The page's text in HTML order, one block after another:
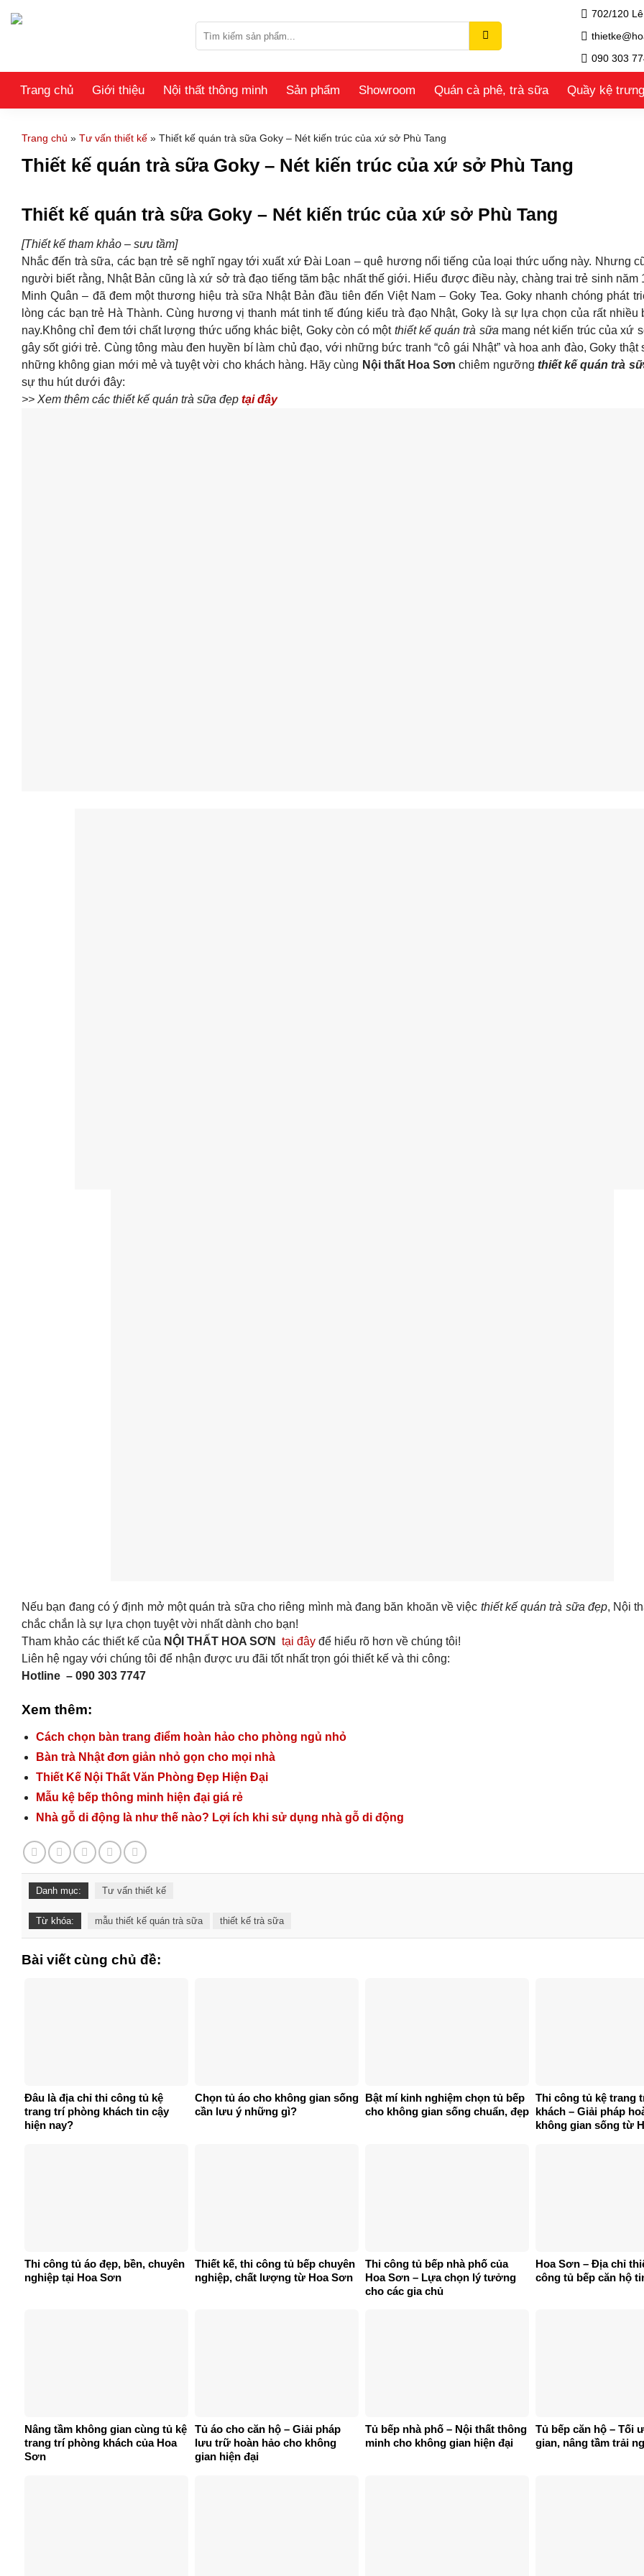
kiếm:
702/120
090 303
Trang chủ Giới thiệu Nội thất thông minh Sản phẩm Showroom Quán cà phê, trà sữa Quầy kệ
Trang chủ » Tư vấn thiết kế » Thiết kế quán trà sữa Goky – Nét kiến trúc của xứ sở Phù Tang
Thiết kế quán trà sữa Goky – Nét kiến trúc của xứ sở Phù Tang
Thiết kế quán trà sữa Goky – Nét kiến trúc của xứ sở Phù Tang
[Thiết kế tham khảo – sưu tầm]
Nhắc đến trà sữa, các bạn trẻ sẽ nghĩ ngay tới xuất xứ Đài Loan – quê hương nổi tiếng của loại thức uống này. Nhưng
người biết rằng, Nhật Bản cũng là xứ sở trà đạo tiếng tăm bậc nhất thế giới. Hiểu được điều này, chàng trai trẻ sinh năm
Minh Quân – đã đem một thương hiệu trà sữa Nhật Bản đầu tiên đến Việt Nam – Goky Tea. Goky nhanh chóng phát
lòng các bạn trẻ Hà Thành. Cùng hương vị thanh mát tinh tế đúng kiểu trà đạo Nhật, Goky là sự lựa chọn của rất nhiều
nay.Không chỉ đem tới chất lượng thức uống khác biệt, Goky còn có một thiết kế quán trà sữa mang nét kiến trúc của xứ
gây sốt giới trẻ. Cùng tông màu đen huyền bí làm chủ đạo, với những bức tranh “cô gái Nhật” và hoa anh đào, Goky thật
những không gian mới mẻ và tuyệt vời cho khách hàng. Hãy cùng Nội thất Hoa Sơn chiêm ngưỡng thiết kế quán trà
sự thu hút dưới đây:
>> Xem thêm các thiết kế quán trà sữa đẹp tại đây
Nếu bạn đang có ý định mở một quán trà sữa cho riêng mình mà đang băn khoăn về việc thiết kế quán trà sữa đẹp, Nội
chắc chắn là sự lựa chọn tuyệt vời nhất dành cho bạn!
Tham khảo các thiết kế của NỘI THẤT HOA SƠN tại đây để hiểu rõ hơn về chúng tôi!
Liên hệ ngay với chúng tôi để nhận được ưu đãi tốt nhất trọn gói thiết kế và thi công:
Hotline – 090 303 7747
Xem thêm:
Cách chọn bàn trang điểm hoàn hảo cho phòng ngủ nhỏ
Bàn trà Nhật đơn giản nhỏ gọn cho mọi nhà
Thiết Kế Nội Thất Văn Phòng Đẹp Hiện Đại
Mẫu kệ bếp thông minh hiện đại giá rẻ
Nhà gỗ di động là như thế nào? Lợi ích khi sử dụng nhà gỗ di động
Danh mục: Tư vấn thiết kế
Từ khóa: mẫu thiết kế quán trà sữa thiết kế trà sữa
Bài viết cùng chủ đề:
Đâu là địa chỉ thi công tủ kệ
trang trí phòng khách tin cậy
hiện nay?
Chọn tủ áo cho không gian sống
cần lưu ý những gì?
Bật mí kinh nghiệm chọn tủ bếp
cho không gian sống chuẩn, đẹp
Thi công tủ kệ trang
khách – Giải pháp
không gian sống từ
Thi công tủ áo đẹp, bền, chuyên
nghiệp tại Hoa Sơn
Thiết kế, thi công tủ bếp chuyên
nghiệp, chất lượng từ Hoa Sơn
Thi công tủ bếp nhà phố của
Hoa Sơn – Lựa chọn lý tưởng
cho các gia chủ
Hoa Sơn – Địa chỉ
công tủ bếp căn hộ
Nâng tầm không gian cùng tủ kệ
trang trí phòng khách của Hoa
Sơn
Tủ áo cho căn hộ – Giải pháp
lưu trữ hoàn hảo cho không
gian hiện đại
Tủ bếp nhà phố – Nội thất thông
minh cho không gian hiện đại
Tủ bếp căn hộ – Tối
gian, nâng tầm trải